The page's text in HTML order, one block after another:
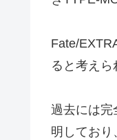
Fate/
ると考えら
過去には完
明しており